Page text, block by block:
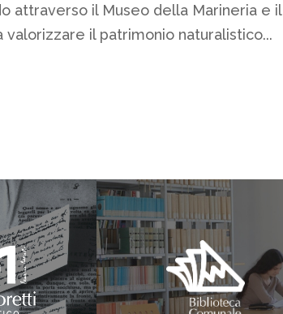
attraverso il Museo della Marineria e il
il patrimonio naturalistico...